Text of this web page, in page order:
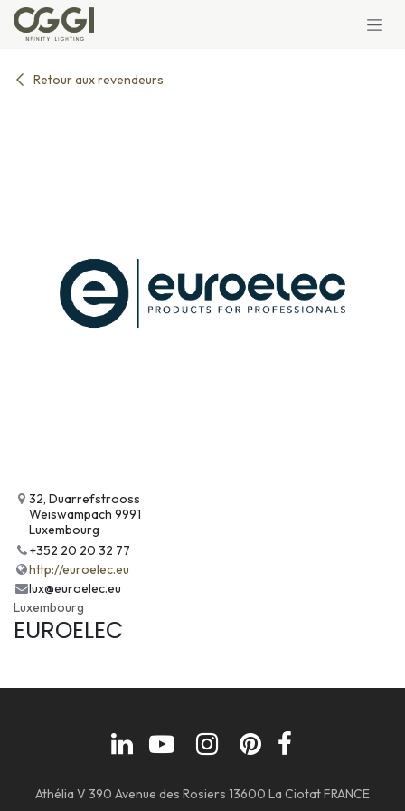
Se rendre au contenu
Retour aux revendeurs
32, Duarrefstrooss
Weiswampach 9991
Luxembourg
+352 20 20 32 77
http://euroelec.eu
lux@euroelec.eu
Luxembourg
EUROELEC
Athélia V 390 Avenue des Rosiers 13600 La Ciotat FRANCE